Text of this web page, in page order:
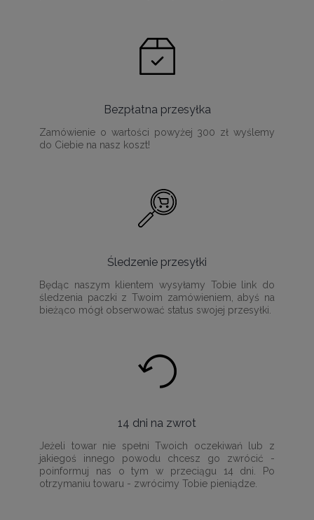
Bezpłatna przesyłka
Zamówienie o wartości powyżej 300 zł wyślemy
do Ciebie na nasz koszt!
Śledzenie przesyłki
Będąc naszym klientem wysyłamy Tobie link do
śledzenia paczki z Twoim zamówieniem, abyś na
bieżąco mógł obserwować status swojej przesyłki.
14 dni na zwrot
Jeżeli towar nie spełni Twoich oczekiwań lub z
jakiegoś innego powodu chcesz go zwrócić -
poinformuj nas o tym w przeciągu 14 dni. Po
otrzymaniu towaru - zwrócimy Tobie pieniądze.